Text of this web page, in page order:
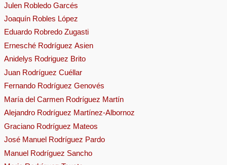
Julen Robledo Garcés
Joaquín Robles López
Eduardo Robredo Zugasti
Ernesché Rodríguez Asien
Anidelys Rodriguez Brito
Juan Rodríguez Cuéllar
Fernando Rodríguez Genovés
María del Carmen Rodríguez Martín
Alejandro Rodríguez Martínez-Albornoz
Graciano Rodríguez Mateos
José Manuel Rodríguez Pardo
Manuel Rodríguez Sancho